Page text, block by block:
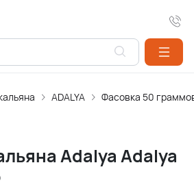
ADALYA Фасовка 50
Adalya Adalya